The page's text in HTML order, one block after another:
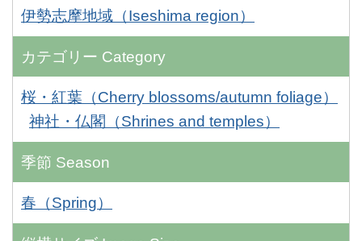
伊勢志摩地域（Iseshima region）
カテゴリー Category
桜・紅葉（Cherry blossoms/autumn foliage）
神社・仏閣（Shrines and temples）
季節 Season
春（Spring）